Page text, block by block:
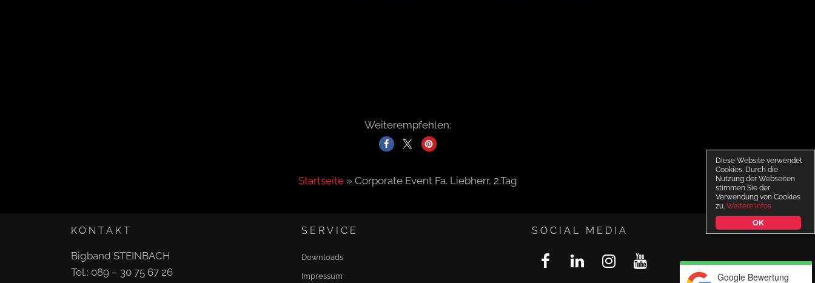
Google Bewertung
Weiterempfehlen:
Startseite» Corporate Event Fa. Liebherr, 2.Tag
KONTAKT
Bigband STEINBACH
Tel.: 089 – 30 75 67 26
SERVICE
Downloads
Impressum
SOCIAL MEDIA
Diese Website verwendet
Cookies. Durch die
Nutzung der Webseiten
stimmen Sie der
Verwendung von Cookies
zu. Weitere Infos
OK